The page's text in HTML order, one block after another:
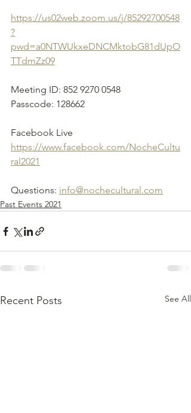
https://us02web.zoom.us/j/85292700548
?
pwd=a0NTWUkxeDNCMktobG81dUpO
TTdmZz09
Meeting ID: 852 9270 0548
Passcode: 128662
Facebook Live
https://www.facebook.com/NocheCultu
ral2021
Questions: info@nochecultural.com
Past Events 2021
Recent Posts See All